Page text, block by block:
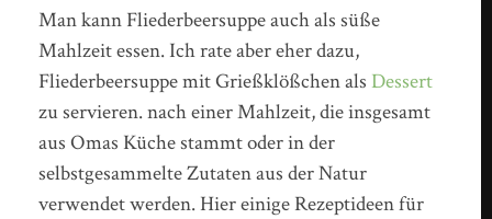
Man kann Fliederbeersuppe auch als süße
Mahlzeit essen. Ich rate aber eher dazu,
Fliederbeersuppe mit Grießklößchen alsDessert
zu servieren. nach einer Mahlzeit, die insgesamt
aus Omas Küche stammt oder in der
selbstgesammelte Zutaten aus der Natur
verwendet werden. Hier einige Rezeptideen für